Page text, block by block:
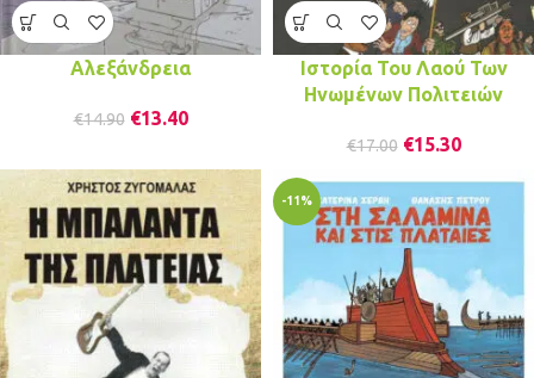
Αλεξάνδρεια
€14.90 €13.40
Ιστορία Του Λαού Των
Ηνωμένων Πολιτειών
€17.00 €15.30
-11%